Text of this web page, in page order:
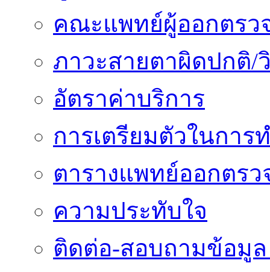
คณะแพทย์ผู้ออกตรว
ภาวะสายตาผิดปกติ/
อัตราค่าบริการ
การเตรียมตัวในการ
ตารางแพทย์ออกตรว
ความประทับใจ
ติดต่อ-สอบถามข้อมู